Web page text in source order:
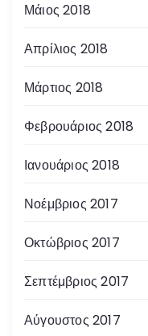
Μάιος 2018
Απρίλιος 2018
Μάρτιος 2018
Φεβρουάριος 2018
Ιανουάριος 2018
Νοέμβριος 2017
Οκτώβριος 2017
Σεπτέμβριος 2017
Αύγουστος 2017